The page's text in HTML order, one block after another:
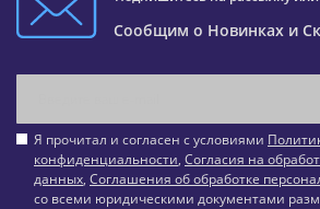
Сообщим о Новинках и
Я прочитал и согласен с условиями
конфиденциальности, Согласия на
данных, Соглашения об обработке
со всеми юридическими документами